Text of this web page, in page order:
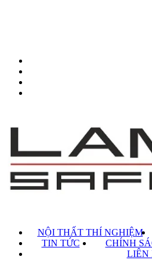
NỘI THẤT THÍ NGHIỆM
TIN TỨC
CHÍNH
LIÊN